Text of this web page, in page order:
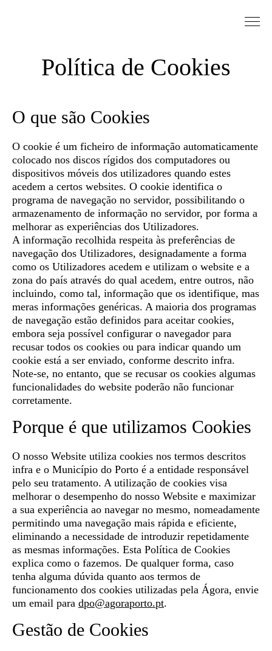
Política de Cookies
O que são Cookies
O cookie é um ficheiro de informação automaticamente
colocado nos discos rígidos dos computadores ou
dispositivos móveis dos utilizadores quando estes
acedem a certos websites. O cookie identifica o
programa de navegação no servidor, possibilitando o
armazenamento de informação no servidor, por forma a
melhorar as experiências dos Utilizadores.
A informação recolhida respeita às preferências de
navegação dos Utilizadores, designadamente a forma
como os Utilizadores acedem e utilizam o website e a
zona do país através do qual acedem, entre outros, não
incluindo, como tal, informação que os identifique, mas
meras informações genéricas. A maioria dos programas
de navegação estão definidos para aceitar cookies,
embora seja possível configurar o navegador para
recusar todos os cookies ou para indicar quando um
cookie está a ser enviado, conforme descrito infra.
Note-se, no entanto, que se recusar os cookies algumas
funcionalidades do website poderão não funcionar
corretamente.
Porque é que utilizamos Cookies
O nosso Website utiliza cookies nos termos descritos
infra e o Município do Porto é a entidade responsável
pelo seu tratamento. A utilização de cookies visa
melhorar o desempenho do nosso Website e maximizar
a sua experiência ao navegar no mesmo, nomeadamente
permitindo uma navegação mais rápida e eficiente,
eliminando a necessidade de introduzir repetidamente
as mesmas informações. Esta Política de Cookies
explica como o fazemos. De qualquer forma, caso
tenha alguma dúvida quanto aos termos de
funcionamento dos cookies utilizadas pela Ágora, envie
um email para dpo@agoraporto.pt.
Gestão de Cookies